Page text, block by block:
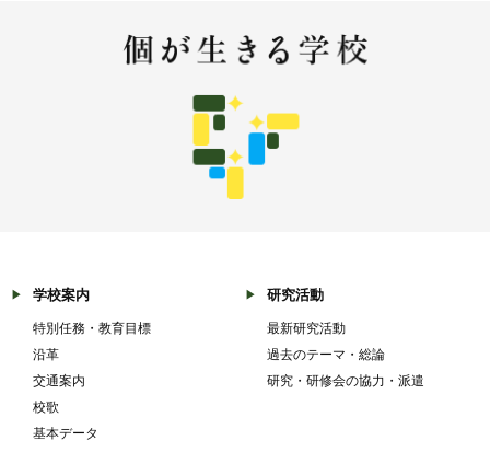
学校案内
特別任務・教育目標
沿革
交通案内
校歌
基本データ
研究活動
最新研究活動
過去のテーマ・総論
研究・研修会の協力・派遣